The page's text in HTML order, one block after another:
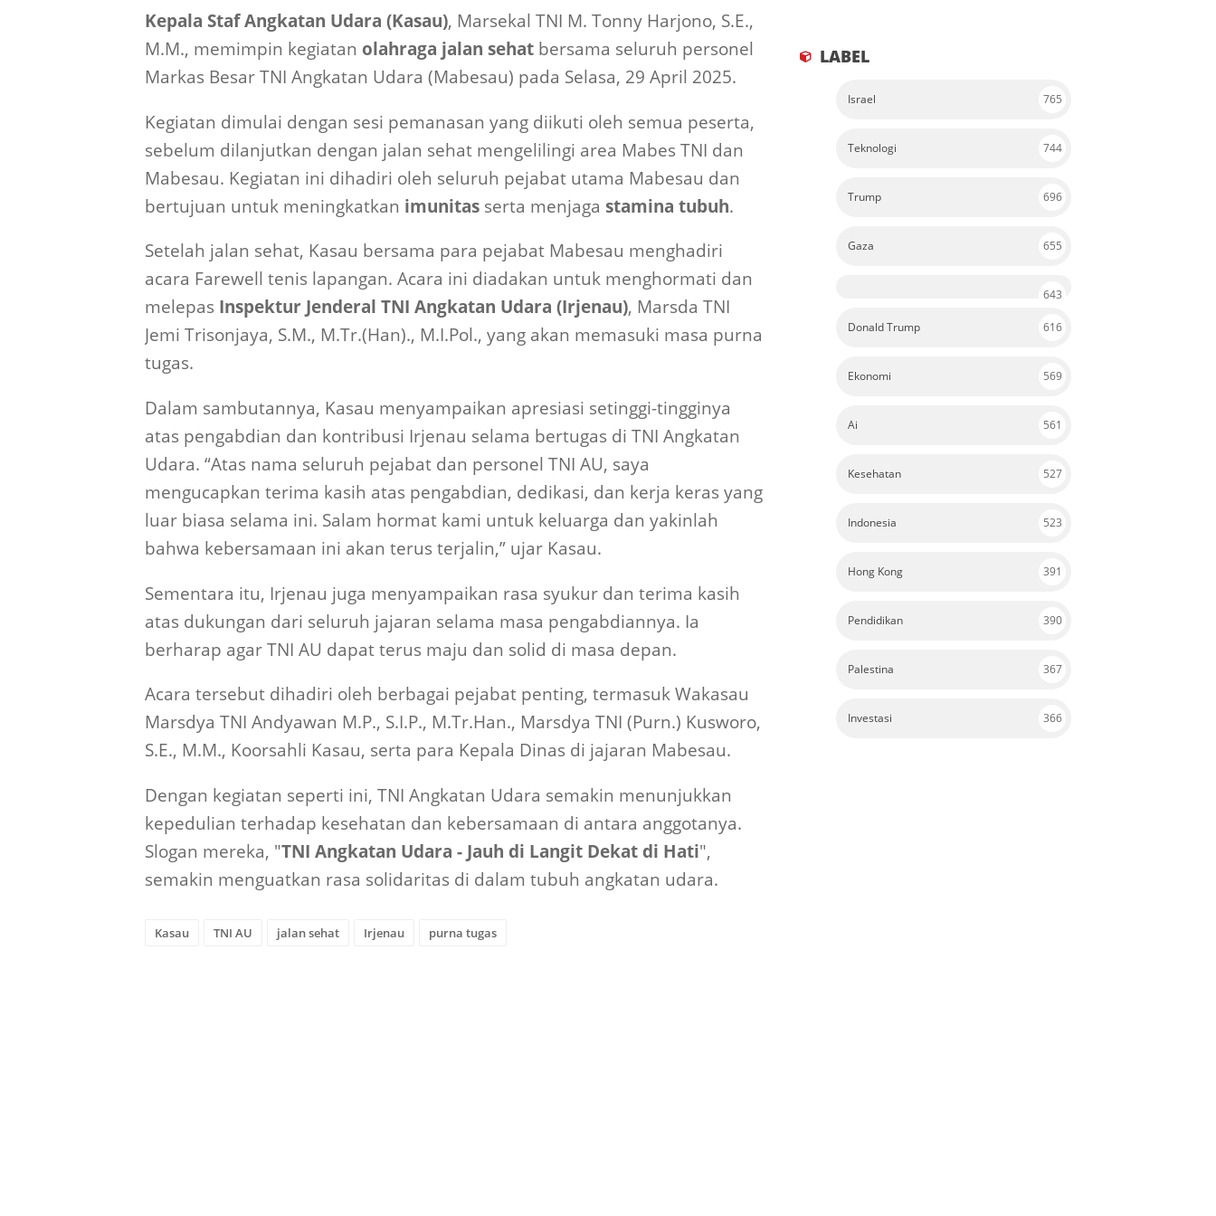
Kepala Staf Angkatan Udara (Kasau), Marsekal TNI M. Tonny Harjono, S.E.,
M.M., memimpin kegiatan olahraga jalan sehat bersama seluruh personel
Markas Besar TNI Angkatan Udara (Mabesau) pada Selasa, 29 April 2025.
Kegiatan dimulai dengan sesi pemanasan yang diikuti oleh semua peserta,
sebelum dilanjutkan dengan jalan sehat mengelilingi area Mabes TNI dan
Mabesau. Kegiatan ini dihadiri oleh seluruh pejabat utama Mabesau dan
bertujuan untuk meningkatkan imunitas serta menjaga stamina tubuh.
Setelah jalan sehat, Kasau bersama para pejabat Mabesau menghadiri
acara Farewell tenis lapangan. Acara ini diadakan untuk menghormati dan
melepas Inspektur Jenderal TNI Angkatan Udara (Irjenau), Marsda TNI
Jemi Trisonjaya, S.M., M.Tr.(Han)., M.I.Pol., yang akan memasuki masa purna
tugas.
Dalam sambutannya, Kasau menyampaikan apresiasi setinggi-tingginya
atas pengabdian dan kontribusi Irjenau selama bertugas di TNI Angkatan
Udara. “Atas nama seluruh pejabat dan personel TNI AU, saya
mengucapkan terima kasih atas pengabdian, dedikasi, dan kerja keras yang
luar biasa selama ini. Salam hormat kami untuk keluarga dan yakinlah
bahwa kebersamaan ini akan terus terjalin,” ujar Kasau.
Sementara itu, Irjenau juga menyampaikan rasa syukur dan terima kasih
atas dukungan dari seluruh jajaran selama masa pengabdiannya. Ia
berharap agar TNI AU dapat terus maju dan solid di masa depan.
Acara tersebut dihadiri oleh berbagai pejabat penting, termasuk Wakasau
Marsdya TNI Andyawan M.P., S.I.P., M.Tr.Han., Marsdya TNI (Purn.) Kusworo,
S.E., M.M., Koorsahli Kasau, serta para Kepala Dinas di jajaran Mabesau.
Dengan kegiatan seperti ini, TNI Angkatan Udara semakin menunjukkan
kepedulian terhadap kesehatan dan kebersamaan di antara anggotanya.
Slogan mereka, "TNI Angkatan Udara - Jauh di Langit Dekat di Hati",
semakin menguatkan rasa solidaritas di dalam tubuh angkatan udara.
Kasau TNI AU jalan sehat Irjenau purna tugas
LABEL
Israel 765
Teknologi 744
Trump 696
Gaza 655
643
Donald Trump 616
Ekonomi 569
Ai 561
Kesehatan 527
Indonesia 523
Hong Kong 391
Pendidikan 390
Palestina 367
Investasi 366